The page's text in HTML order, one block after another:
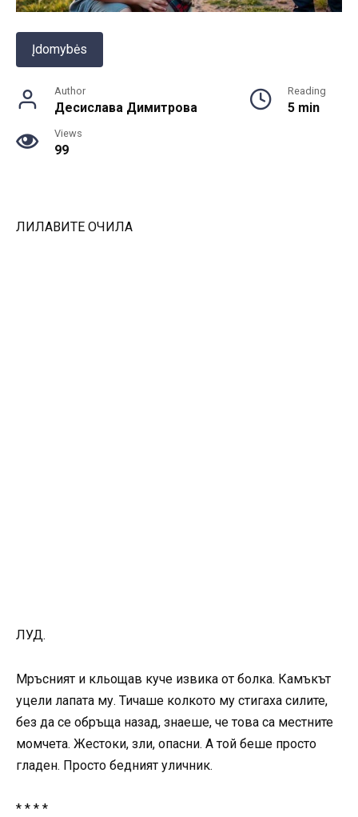
Įdomybės
Author
Десислава Димитрова
Reading
5 min
Views
99
ЛИЛАВИТЕ ОЧИЛА
ЛУД.
Мръсният и кльощав куче извика от болка. Камъкът
уцели лапата му. Тичаше колкото му стигаха силите,
без да се обръща назад, знаеше, че това са местните
момчета. Жестоки, зли, опасни. А той беше просто
гладен. Просто бедният уличник.
* * * *